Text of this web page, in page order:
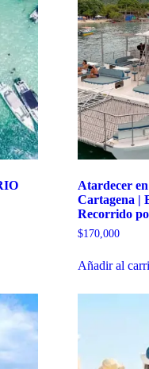
Atardecer
Cartagena |
Recorrido
$170,000
Añadir al